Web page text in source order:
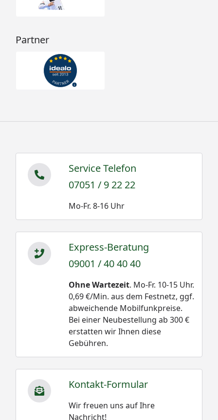
Partner
Service Telefon
07051 / 9 22 22
Mo-Fr. 8-16 Uhr
Express-Beratung
09001 / 40 40 40
Ohne Wartezeit. Mo-Fr. 10-15 Uhr.
0,69 €/Min. aus dem Festnetz, ggf.
abweichende Mobilfunkpreise.
Bei einer Neubestellung ab 300 €
erstatten wir Ihnen diese
Gebühren.
Kontakt-Formular
Wir freuen uns auf Ihre
Nachricht!